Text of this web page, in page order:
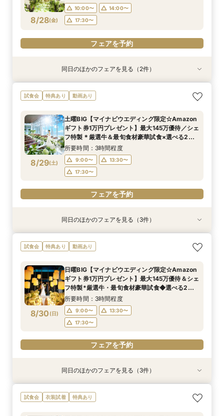
17:30〜
17:30〜
8/28(金)
10:00〜
14:00〜
17:30〜
フェアを予約
特典あり
8/28(金)
【2名～OK！挙式＆会食に◎】フロア貸切り体験
×絶品試食
10:00〜
12:00〜
14:00〜
16:00〜
17:30〜
フェアを予約
特典あり
8/28(金)
平日限定【衣装3着＆140万特典】天空チャペル
体験＆絶品試食
10:00〜
12:00〜
14:00〜
16:00〜
17:30〜
フェアを予約
同日のほかのフェアを見る（2件）
試食会 特典あり 動画あり
8/29(土)
土曜BIG【マイナビウエディング限定☆Amazon
ギフト券1万円プレゼント】最大145万優待／シェ
フ特製＊厳選牛＆最旬食材豪華試食×選べる2つ
のチャペル＆フロア貸切全館ALL見学
所要時間：3時間程度
9:00〜
13:30〜
17:30〜
フェアを予約
特典あり
8/29(土 )
【2名～OK！挙式＆会食に◎】少人数*貸切パー
ティー×絶品試食
9:00〜
13:30〜
17:30〜
フェアを予約
特典あり
8/29(土 )
＼初見学にオススメ／選べるチャペル＆演出体験
×じっくり相談会
9:00〜
13:30〜
17:30〜
フェアを予約
特典あり
8/29(土 )
短期間でも理想が叶う◆安心サポート×豪華特典
付フェア
9:00〜
13:30〜
17:30〜
フェアを予約
同日のほかのフェアを見る（3件）
試食会 特典あり 動画あり
8/30 (日)
日曜BIG【マイナビウエディング限定☆Amazon
ギフト券1万円プレゼント】最大145万優待＆シェ
フ特製*厳選牛・最旬食材豪華試食◆選べる2つ
のチャペル憧れ挙式体験×最新トレンドアイテム
展示！
所要時間：3時間程度
9:00〜
13:30〜
17:30〜
フェアを予約
特典あり
短期間でも理想が叶う◆安心サポート×豪華特典
付フェア
特典あり
【2名～OK！挙式＆会食に◎】少人数*貸切パー
ティー×絶品試食
特典あり
【ドレス見学＆1着プレゼント】憧れ挙式×夢の花
嫁体験＆試食付
同日のほかのフェアを見る（3件）
試食会 衣装試着 特典あり